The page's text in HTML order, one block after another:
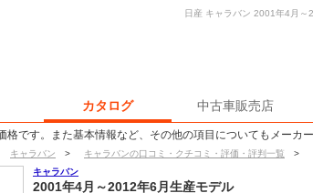
カタログ 中古車販売店
です。また基本情報など、その他の項目についてもメーカ
キャラバン > キャラバンの口コミ・クチコミ・評価・評判一覧 >
日産 キャラバン 2001年4月～
キャラバン
2001年4月～2012年6月生産モデル